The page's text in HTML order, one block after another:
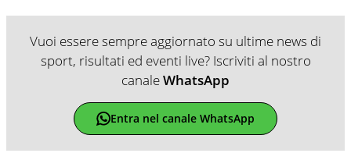
Vuoi essere sempre aggiornato su ultime news di
sport, risultati ed eventi live? Iscriviti al nostro
canaleWhatsApp
Entra nel canale WhatsApp